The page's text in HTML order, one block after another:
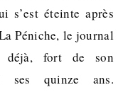
s’est éteinte après
Péniche, le journal
déjà, fort de son
ses quinze ans.